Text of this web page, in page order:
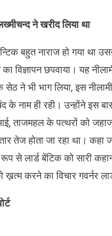
ने खरीद लिया था
बहुत नाराज हो गया
विज्ञापन छपवाया। यह
सेठ ने भी भाग लिया, इस
के नाम ही रही। उन्होंने इस
ताजमहल के पत्थरों को
तेज होता जा रहा था।
लार्ड बेंटिक को सारी
करने का विचार गवर्नर